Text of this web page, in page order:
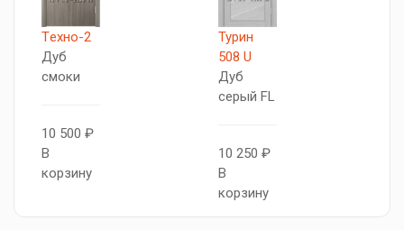
Tехно-2
Дуб
смоки
10 500 ₽
В
корзину
Турин
508 U
Дуб
серый FL
10 250 ₽
В
корзину